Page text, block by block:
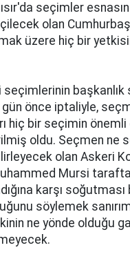
seçimler
olan
üzere hiç bir
seçimlerinin başkanlık
önce iptaliyle,
hiç bir seçimin önemli
oldu. Seçmen ne
olan Askeri
Mursi
karşı
söylemek
ne yönde olduğu